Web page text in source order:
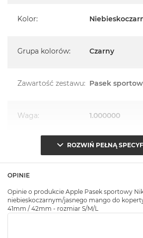
c
o
r
M
r
M
Kolor:
Grupa kolorów: Czarny
Zawartość zestawu: Pasek
Waga: 1.000000
Znak zgodności: CE
Opakowanie
(pudełko) :
ROZWIŃ PEŁNĄ
OPINIE
Opinie o produkcie Apple Pasek sportowy
niebieskoczarnym/jasnego mango do
41mm / 42mm - rozmiar S/M/L